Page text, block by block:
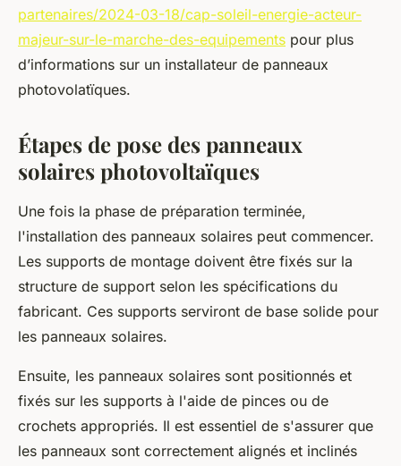
partenaires/2024-03-18/cap-soleil-energie-acteur-
majeur-sur-le-marche-des-equipements pour plus
d’informations sur un installateur de panneaux
photovolatïques.
Étapes de pose des panneaux
solaires photovoltaïques
Une fois la phase de préparation terminée,
l'installation des panneaux solaires peut commencer.
Les supports de montage doivent être fixés sur la
structure de support selon les spécifications du
fabricant. Ces supports serviront de base solide pour
les panneaux solaires.
Ensuite, les panneaux solaires sont positionnés et
fixés sur les supports à l'aide de pinces ou de
crochets appropriés. Il est essentiel de s'assurer que
les panneaux sont correctement alignés et inclinés